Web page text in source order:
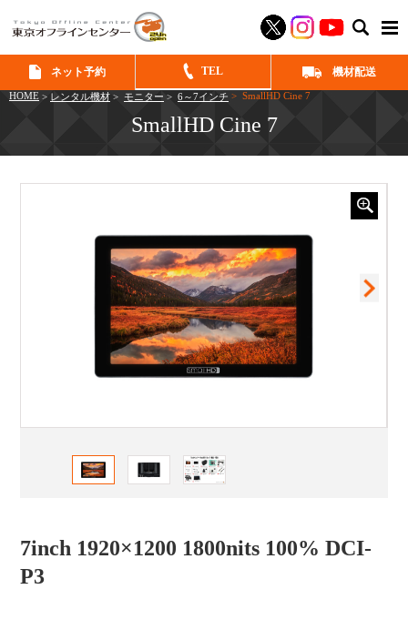
ネット予約 TEL 機材配送
HOME > レンタル機材 > モニター > 6～7インチ > SmallHD Cine 7
SmallHD Cine 7
7inch 1920×1200 1800nits 100% DCI-
P3